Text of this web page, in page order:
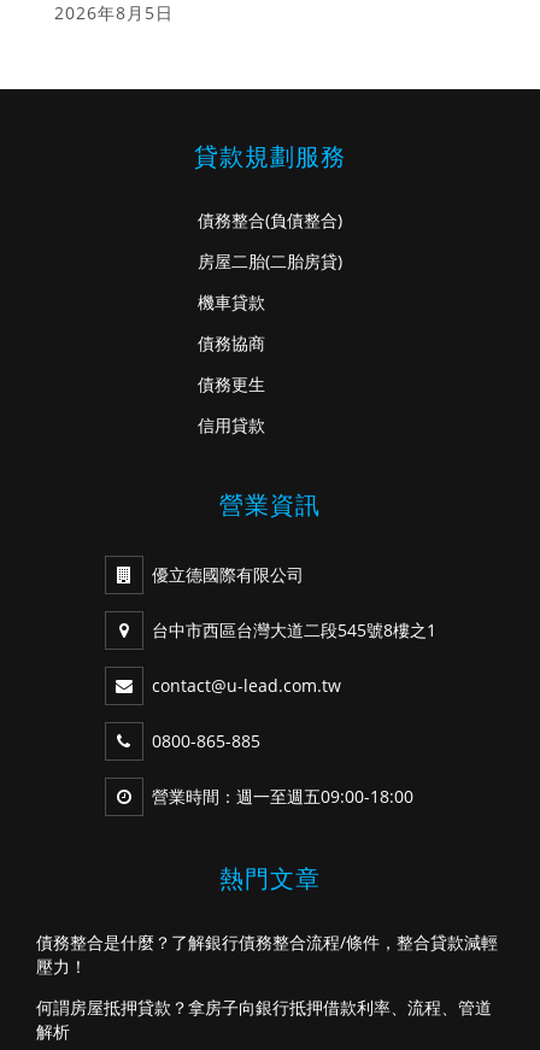
2026年8月5日
貸款規劃服務
債務整合(負債整合)
房屋二胎(二胎房貸)
機車貸款
債務協商
債務更生
信用貸款
營業資訊
優立德國際有限公司
台中市西區台灣大道二段545號8樓之1
contact@u-lead.com.tw
0800-865-885
營業時間：週一至週五09:00-18:00
熱門文章
債務整合是什麼？了解銀行債務整合流程/條件，整合貸款減輕
壓力！
何謂房屋抵押貸款？拿房子向銀行抵押借款利率、流程、管道
解析